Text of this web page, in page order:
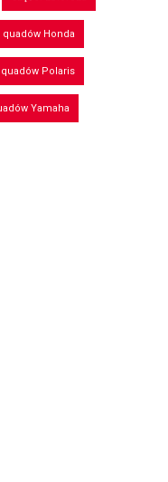
quadów Honda
Polaris
Yamaha